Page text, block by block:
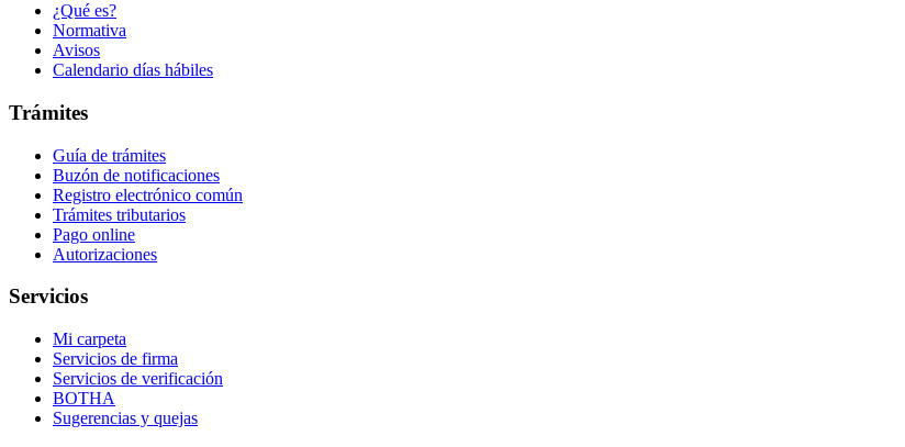
¿Qué es?
Normativa
Avisos
Calendario días hábiles
Trámites
Guía de trámites
Buzón de notificaciones
Registro electrónico común
Trámites tributarios
Pago online
Autorizaciones
Servicios
Mi carpeta
Servicios de firma
Servicios de verificación
BOTHA
Sugerencias y quejas